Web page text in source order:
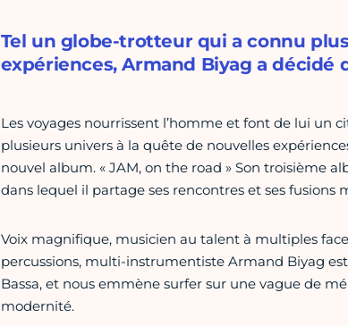
Tel un globe-trotteur qui a connu
expériences, Armand Biyag a décidé
Les voyages nourrissent l’homme et font de lui un
plusieurs univers à la quête de nouvelles
nouvel album. « JAM, on the road » Son troisième
dans lequel il partage ses rencontres et ses fusions
Voix magnifique, musicien au talent à multiples
percussions, multi-instrumentiste Armand Biyag
Bassa, et nous emmène surfer sur une vague de
modernité.